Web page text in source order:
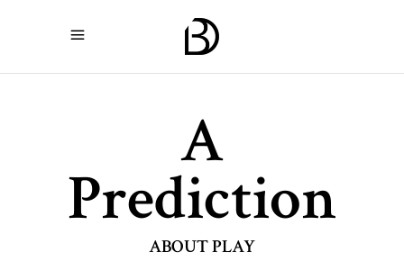
A
Prediction
ABOUT PLAY